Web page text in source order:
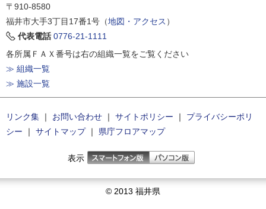
〒910-8580
福井市大手3丁目17番1号（地図・アクセス ）
代表電話 0776-21-1111
各所属ＦＡＸ番号は右の組織一覧をご覧ください
≫ 組織一覧
≫ 施設一覧
リンク集 ｜ お問い合わせ ｜ サイトポリシー ｜
プライバシーポリ
シー ｜ サイトマップ｜ 県庁フロアマップ
表示
© 2013 福井県